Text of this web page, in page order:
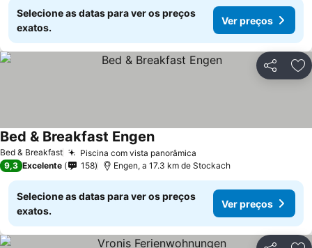
Selecione as datas para ver os preços
exatos.
Ver preços
Partilhar
Bed & Breakfast Piscina com vista panorâmica
Bed & Breakfast EngenVer preços
9,3 Excelente 158 Engen, a 17.3 km de Stockach
Selecione as datas para ver os preços
exatos.
Ver preços